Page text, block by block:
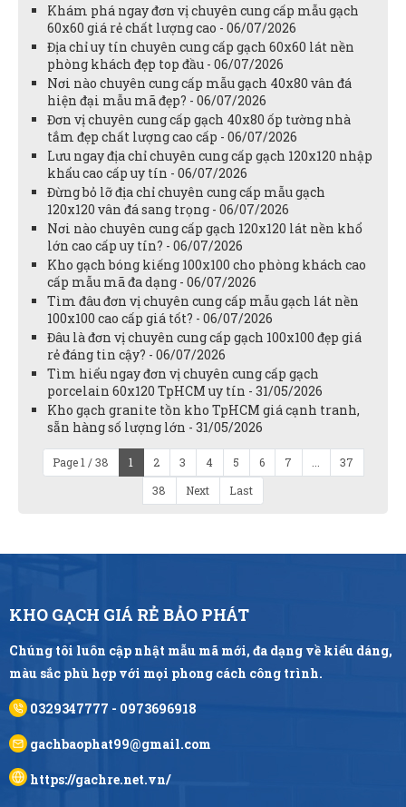
Khám phá ngay đơn vị chuyên cung cấp mẫu gạch
60x60 giá rẻ chất lượng cao - 06/07/2026
Địa chỉ uy tín chuyên cung cấp gạch 60x60 lát nền
phòng khách đẹp top đầu - 06/07/2026
Nơi nào chuyên cung cấp mẫu gạch 40x80 vân đá
hiện đại mẫu mã đẹp? - 06/07/2026
Đơn vị chuyên cung cấp gạch 40x80 ốp tường nhà
tắm đẹp chất lượng cao cấp - 06/07/2026
Lưu ngay địa chỉ chuyên cung cấp gạch 120x120 nhập
khẩu cao cấp uy tín - 06/07/2026
Đừng bỏ lỡ địa chỉ chuyên cung cấp mẫu gạch
120x120 vân đá sang trọng - 06/07/2026
Nơi nào chuyên cung cấp gạch 120x120 lát nền khổ
lớn cao cấp uy tín? - 06/07/2026
Kho gạch bóng kiếng 100x100 cho phòng khách cao
cấp mẫu mã đa dạng - 06/07/2026
Tìm đâu đơn vị chuyên cung cấp mẫu gạch lát nền
100x100 cao cấp giá tốt? - 06/07/2026
Đâu là đơn vị chuyên cung cấp gạch 100x100 đẹp giá
rẻ đáng tin cậy? - 06/07/2026
Tìm hiểu ngay đơn vị chuyên cung cấp gạch
porcelain 60x120 TpHCM uy tín - 31/05/2026
Kho gạch granite tồn kho TpHCM giá cạnh tranh,
sẵn hàng số lượng lớn - 31/05/2026
Page 1 / 38 1 2 3 4 5 6 7
37
38
Next Last
KHO GẠCH GIÁ RẺ BẢO PHÁT
Chúng tôi luôn cập nhật mẫu mã mới, đa dạng về kiểu dáng,
màu sắc phù hợp với mọi phong cách công trình.
0329347777 - 0973696918
gachbaophat99@gmail.com
https://gachre.net.vn/